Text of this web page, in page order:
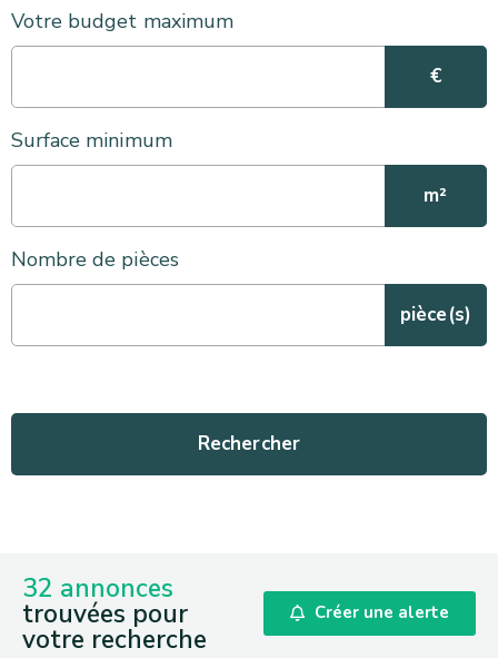
Votre budget maximum
€
Surface minimum
m²
Nombre de pièces
pièce(s)
32 annonces
trouvées pour
votre recherche
Créer une alerte